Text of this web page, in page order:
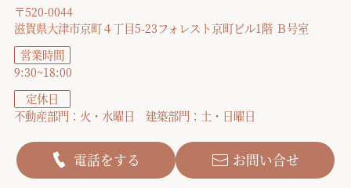
〒520-0044
滋賀県大津市京町４丁目5-23フォレスト京町ビル1階 Ｂ号室
営業時間
9:30~18:00
定休日
不動産部門：火・水曜日 建築部門：土・日曜日
電話をする お問い合せ